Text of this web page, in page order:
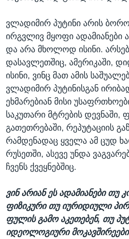
ვლადიმირ პუტინი არის
ირგვლივ მყოფი ადამიანები
და არა მხოლოდ ისინი.
დასავლეთშიც, ამერიკაში,
ისინი, ვინც მათ ამის
ვლადიმირ პუტინისგან
ეხმარებიან მისი
საკუთარი მტრების დევნაში,
გათეთრებაში, რეპუტაციის
რამდენადაც ყველა ამ ცუდ
რუსეთში, ასევე უნდა
ჩვენს ქვეყნებშიც.
ვინ არიან ეს ადამიანები თუ
ფიზიკური თუ იურიდიული
ფულის გამო აკეთებენ, თუ
იდეოლოგიური